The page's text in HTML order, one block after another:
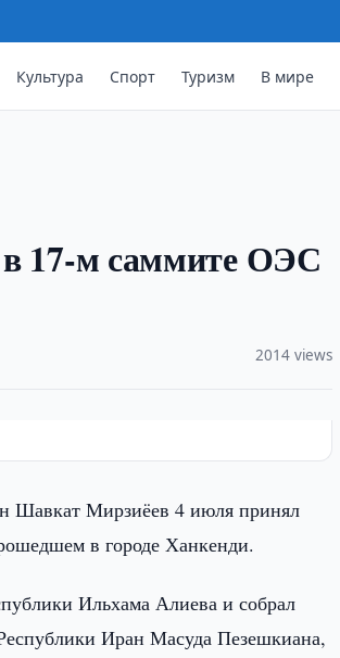
Культура Спорт Туризм В мире
в 17-м саммите ОЭС
2014 views
Шавкат Мирзиёев 4 июля принял
в городе Ханкенди.
Ильхама Алиева и собрал
Иран Масуда Пезешкиана,